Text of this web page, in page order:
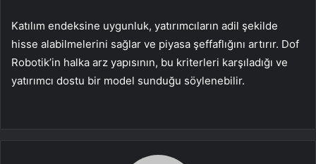
Katılım endeksine uygunluk, yatırımcıların adil şekilde
hisse alabilmelerini sağlar ve piyasa şeffaflığını artırır. Dof
Robotik’in halka arz yapısının, bu kriterleri karşıladığı ve
yatırımcı dostu bir model sunduğu söylenebilir.